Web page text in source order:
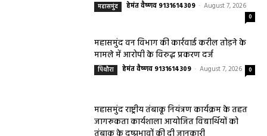
महासमुंद हेमंत वैष्णव 9131614309 - August 7, 2026
0
महासमुंद वन विभाग की कार्रवाई करील तोड़ने के
मामले में आरोपी के विरुद्ध प्रकरण दर्ज
पिथौरा हेमंत वैष्णव 9131614309 - August 7, 2026 0
महासमुंद राष्ट्रीय तंबाकू नियंत्रण कार्यक्रम के तहत
जागरूकता कार्यशाला आयोजित विद्यार्थियों को